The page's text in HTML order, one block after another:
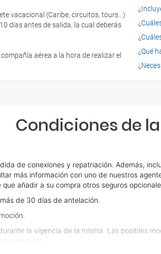
vacacional (Caribe, circuitos, tours...)
días antes de salida, la cual deberás
aérea a la hora de realizar el
¿Qué
Condiciones de
de conexiones y repatriación. Además,
más información con uno de nuestros
añadir a su compra otros seguros
de 30 días de antelación.
la vigencia de la misma. Las posibles